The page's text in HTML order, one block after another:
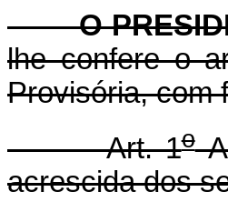
O
lhe confere o
Provisória, com
Art. 1oA
acrescida dos